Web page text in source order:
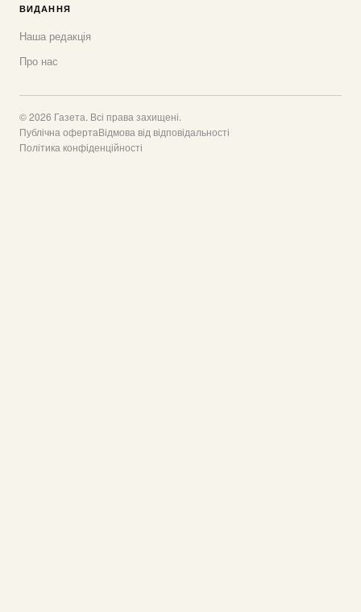
ВИДАННЯ
Наша редакція
Про нас
© 2026 Газета. Всі права захищені.
Публічна офертаВідмова від відповідальності
Політика конфіденційності